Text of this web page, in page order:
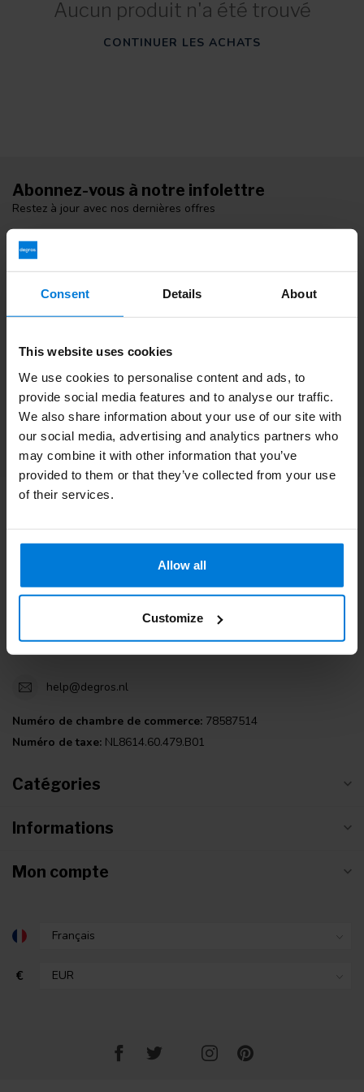
Consent Details About
This website uses cookies
We use cookies to personalise content and ads, to
provide social media features and to analyse our traffic.
We also share information about your use of our site with
our social media, advertising and analytics partners who
may combine it with other information that you’ve
provided to them or that they’ve collected from your use
of their services.
Allow all
Customize
Aucun produit n'a été trouvé
CONTINUER LES ACHATS
Informations additionnelles
Service à la clientèle
Consultez nos blogs
Abonnez-vous à notre infolettre
Restez à jour avec nos dernières offres
the Netherlands
+31 (0)30 203 59 02
help@degros.nl
Numéro de chambre de commerce: 78587514
Numéro de taxe: NL8614.60.479.B01
Catégories
Informations
Mon compte
€